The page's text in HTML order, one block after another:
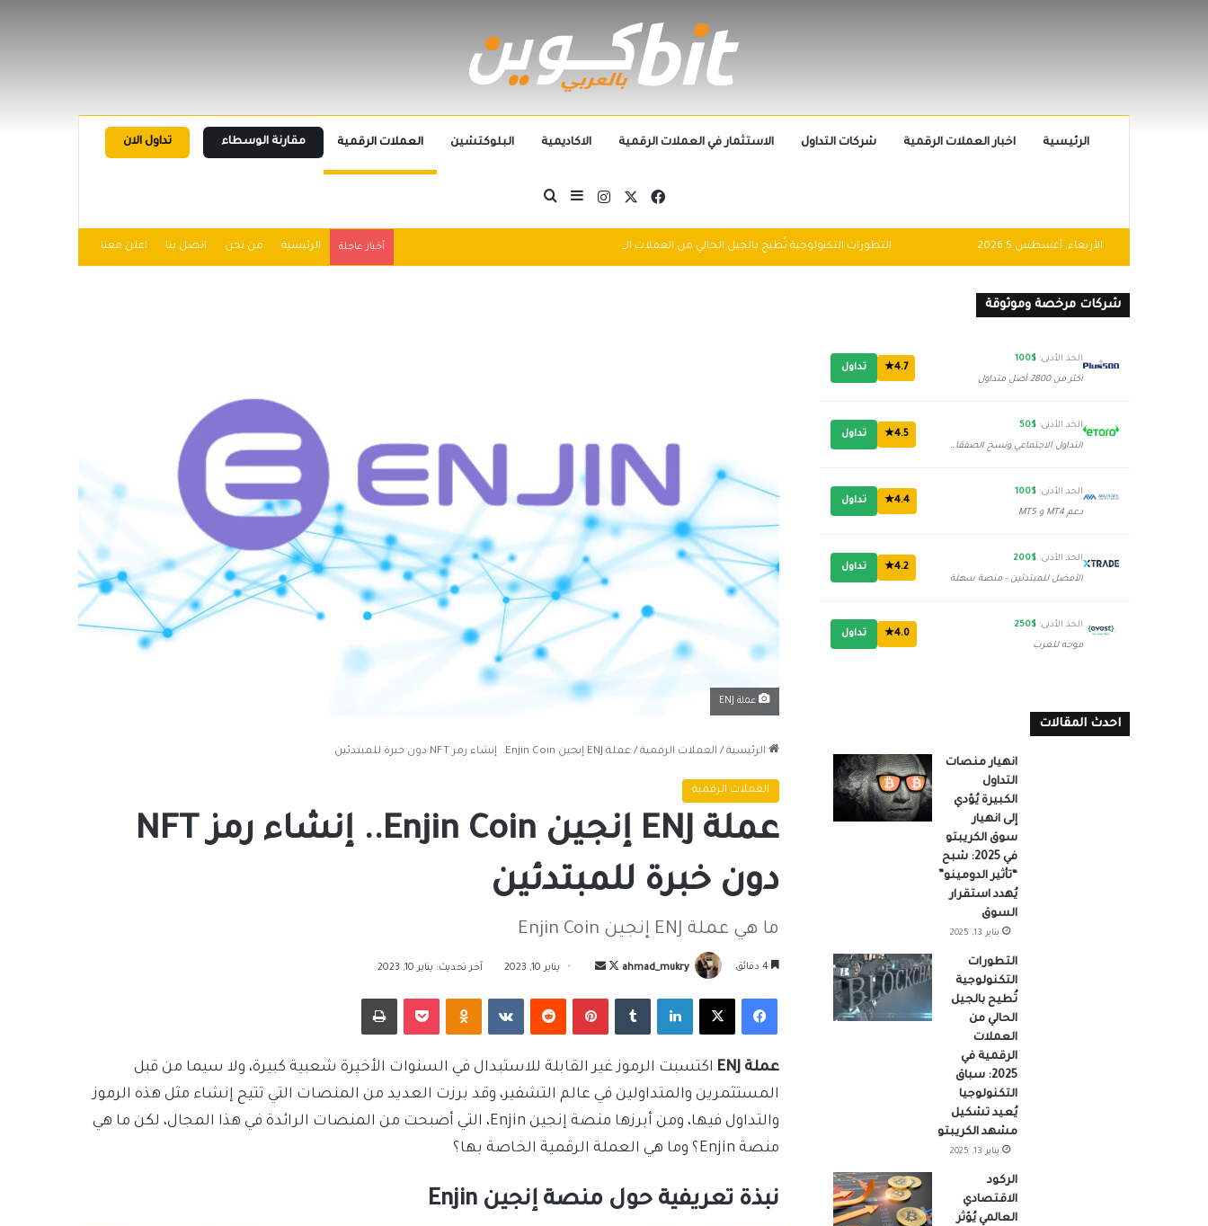
الرئيسية تداول الان اخبار العملات الرقمية شركات التداول الاستثمار في العملات الرقمية الاكاديمية البلوكتشين العملات الرقمية مقارنة الوسطاء
فيسبوكانستقرامإضافة عمود جانبي
بحث عن
الأربعاء, أغسطس 5 2026 أخبار عاجلة الرئيسية من نحن اتصل بنا اعلن معنا
عملة ENJ
الرئيسية / العملات الرقمية / عملة ENJ إنجين Enjin Coin.. إنشاء رمز NFT دون خبرة للمبتدئين
العملات الرقمية
عملة ENJ إنجين Enjin Coin.. إنشاء رمز NFT
دون خبرة للمبتدئين
ما هي عملة ENJ إنجين Enjin Coin
ahmad_mukry
تابعأرسل
إلكترونيا
يناير 10, 2023 آخر تحديث: يناير 10, 2023
فيسبوك ‫X لينكدإن بينتيريست Odnoklassniki
‫Pocket طباعة
عملة ENJ
اكتسبت الرموز غير القابلة للاستبدال في السنوات الأخيرة شعبية كبيرة، ولا سيما من قبل
المستثمرين والمتداولين في عالم التشفير، وقد برزت العديد من المنصات التي تتيح إنشاء مثل هذه الرموز
والتداول فيها، ومن أبرزها منصة إنجين Enjin، التي أصبحت من المنصات الرائدة في هذا المجال، لكن ما هي
منصة Enjin؟ وما هي العملة الرقمية الخاصة بها؟
نبذة تعريفية حول منصة إنجين Enjin
شركات مرخصة وموثوقة
الحد الأدنى: $100
أكثر من 2800 أصل متداول
4.7★ تداول
الحد الأدنى: $50
التداول الاجتماعي ونسخ الصفقات
4.5★ تداول
الحد الأدنى: $100
دعم MT4 و MT5
4.4★ تداول
الحد الأدنى: $200
الأفضل للمبتدئين - منصة سهلة
4.2★ تداول
الحد الأدنى: $250
موجه للعرب
4.0★ تداول
احدث المقالات
انهيار منصات
التداول
الكبيرة يُؤدي
إلى انهيار
سوق الكريبتو
في 2025: شبح
“تأثير الدومينو”
يُهدد استقرار
السوق
يناير 13, 2025
التطورات
التكنولوجية
تُطيح بالجيل
الحالي من
العملات
الرقمية في
2025: سباق
التكنولوجيا
يُعيد تشكيل
مشهد الكريبتو
يناير 13, 2025
الركود
الاقتصادي
العالمي يُؤثر